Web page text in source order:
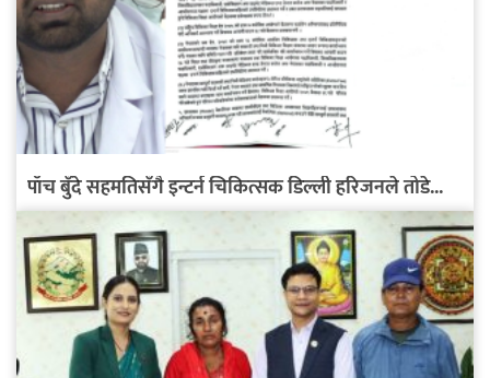
पाँच बुँदे सहमतिसँगै इन्टर्न चिकित्सक डिल्ली हरिजनले तोडे...